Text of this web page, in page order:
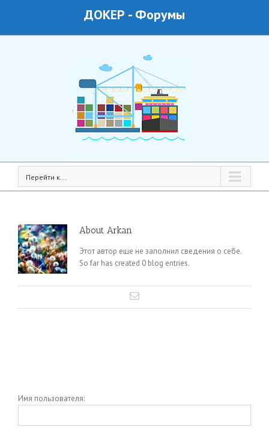
ДОКЕР - Форумы
Перейти к...
About Arkan
Этот автор еще не заполнил сведения о себе.
So far has created 0 blog entries.
Имя пользователя: